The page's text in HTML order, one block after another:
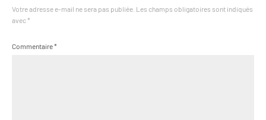
Votre adresse e-mail ne sera pas publiée. Les champs obligatoires sont indiqués
avec *
Commentaire*